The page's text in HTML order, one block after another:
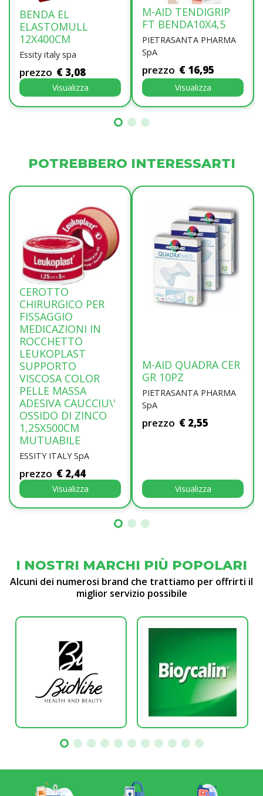
BENDA EL
ELASTOMULL
12X400CM
Essity italy spa
prezzo € 3,08
Visualizza
M-AID TENDIGRIP
FT BENDA10X4,5
PIETRASANTA PHARMA
SpA
prezzo € 16,95
Visualizza
POTREBBERO INTERESSARTI
CEROTTO
CHIRURGICO PER
FISSAGGIO
MEDICAZIONI IN
ROCCHETTO
LEUKOPLAST
SUPPORTO
VISCOSA COLOR
PELLE MASSA
ADESIVA CAUCCIU\'
OSSIDO DI ZINCO
1,25X500CM
MUTUABILE
ESSITY ITALY SpA
prezzo € 2,44
Visualizza
M-AID QUADRA CER
GR 10PZ
PIETRASANTA PHARMA
SpA
prezzo € 2,55
Visualizza
I NOSTRI MARCHI PIÙ POPOLARI
Alcuni dei numerosi brand che trattiamo per offrirti il
miglior servizio possibile